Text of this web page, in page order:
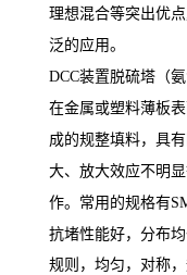
理想混合等突出优
泛的应用。
DCC装置脱硫塔（
在金属或塑料薄板
成的规整填料，具
大、放大效应不明
作。 常用的规格有
抗堵性能好，分布均
规则，均匀，对称